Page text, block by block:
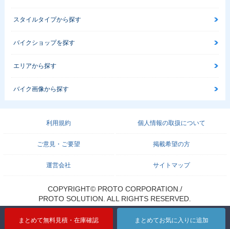
まとめて無料見積・在庫確認 まとめてお気に入りに追加
スタイルタイプから探す
バイクショップを探す
エリアから探す
バイク画像から探す
利用規約 個人情報の取扱について
ご意見・ご要望 掲載希望の方
運営会社 サイトマップ
COPYRIGHT© PROTO CORPORATION./
PROTO SOLUTION. ALL RIGHTS RESERVED.